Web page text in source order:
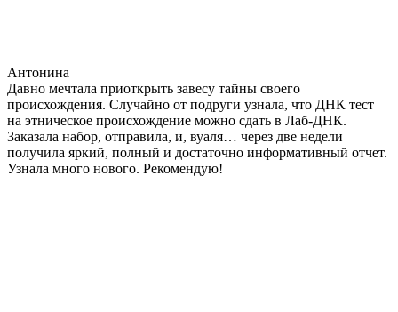
Антонина
Давно мечтала приоткрыть завесу тайны своего
происхождения. Случайно от подруги узнала, что ДНК тест
на этническое происхождение можно сдать в Лаб-ДНК.
Заказала набор, отправила, и, вуаля… через две недели
получила яркий, полный и достаточно информативный отчет.
Узнала много нового. Рекомендую!